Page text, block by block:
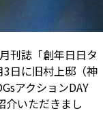
刊誌「創年日日タ
日に旧村上邸（神
アクションDAY
いただきまし